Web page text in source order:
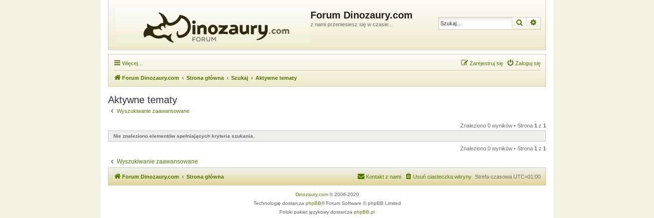
Forum Dinozaury.com
z nami przeniesiesz się w czasie... Szukaj
Więcej… Zaloguj się
Zarejestruj się
Forum Dinozaury.com Strona główna Szukaj Aktywne tematy
Aktywne tematy
Wyszukiwanie zaawansowane
Znaleziono 0 wyników • Strona 1 z 1
Nie znaleziono elementów spełniających kryteria szukania.
Znaleziono 0 wyników • Strona 1 z 1
Wyszukiwanie zaawansowane
Forum Dinozaury.com Strona główna Strefa czasowa UTC+01:00
Usuń ciasteczka witryny
Kontakt z nami
Dinozaury.com© 2006-2020
Technologię dostarcza phpBB® Forum Software © phpBB Limited
Polski pakiet językowy dostarcza phpBB.pl